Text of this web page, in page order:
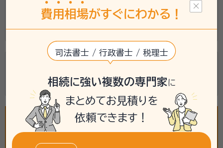
松田行政書士事務所
熊本県玉名郡玉東町大字木葉７０９番地８
行政書士植野法務事務所
熊本県玉名郡玉東町稲佐６０４－２
費用 相場がすぐにわかる！
司法書士 / 行政書士 / 税理士
相続に強い複数の専門家に
まとめてお見積りを
依頼できます！